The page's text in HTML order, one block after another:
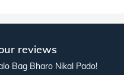
reviews
Bag Bharo Nikal Pado!